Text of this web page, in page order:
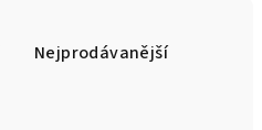
Nejprodávanější